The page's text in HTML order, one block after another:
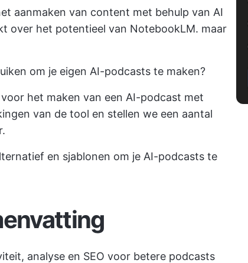
aanmaken van content met behulp van AI
over het potentieel van NotebookLM. maar
om je eigen AI-podcasts te maken?
het maken van een AI-podcast met
van de tool en stellen we een aantal
en sjablonen om je AI-podcasts te
analyse en SEO voor betere podcasts